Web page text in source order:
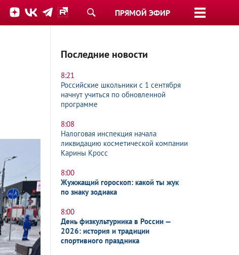
ПРЯМОЙ ЭФИР
Последние новости
8:21
Российские школьники с 1 сентября
начнут учиться по обновленной
программе
8:08
Налоговая инспекция начала
ликвидацию косметической компании
Карины Кросс
8:00
Жужжащий гороскоп: какой ты жук
по знаку зодиака
8:00
День физкультурника в России —
2026: история и традиции
спортивного праздника